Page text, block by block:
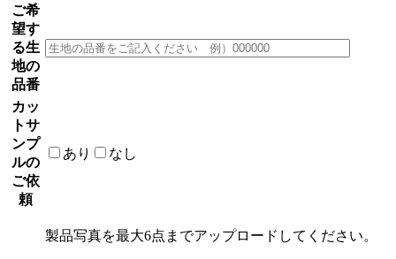
ご希
望す
る生
地の
品番
カッ
トサ
ンプ
ルの
ご依
頼
あり なし
製品写真を最大6点までアップロードしてください。